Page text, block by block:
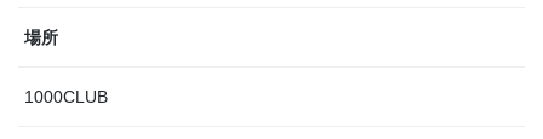
場所
1000CLUB